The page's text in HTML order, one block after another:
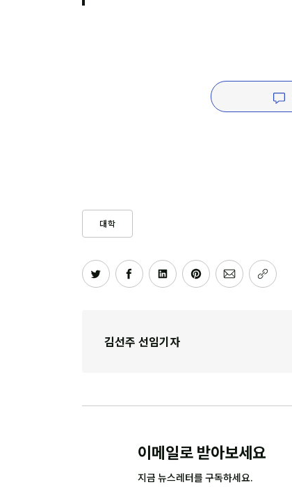
대학
김선주 선임기자
이메일로 받아보세요
지금 뉴스레터를 구독하세요.